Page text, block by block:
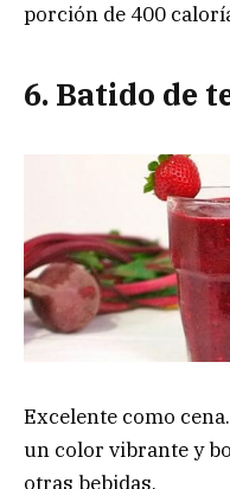
porción de 400
6. Batido de
Excelente como
un color vibrante y
otras bebidas.